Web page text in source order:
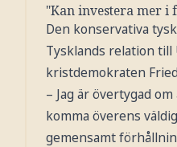
"Kan investera mer i
Den konservativa
Tysklands relation till
kristdemokraten
– Jag är övertygad
komma överens
gemensamt